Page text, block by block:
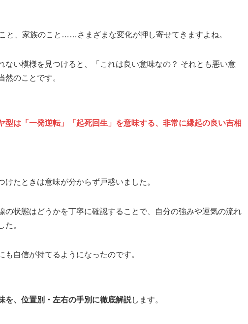
と、家族のこと……さまざまな変化が押し寄せてきますよね。
ない模様を見つけると、「これは良い意味なの？ それとも悪い意
然のことです。
型は「一発逆転」「起死回生」を意味する、非常に縁起の良い吉相
たときは意味が分からず戸惑いました。
の状態はどうかを丁寧に確認することで、自分の強みや運気の流れ
た。
自信が持てるようになったのです。
を、位置別・左右の手別に徹底解説します。